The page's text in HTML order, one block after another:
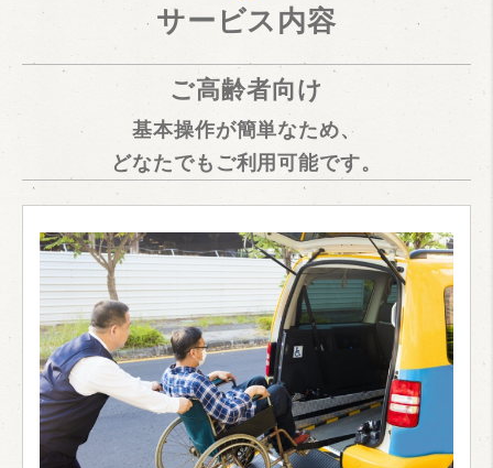
サービス内容
ご高齢者向け
基本操作が簡単なため、
どなたでもご利用可能です。